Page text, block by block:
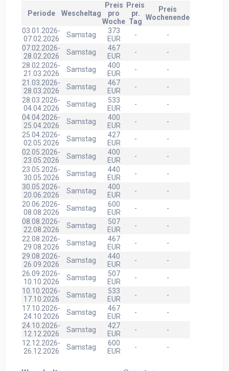
Periode Wescheltag
Preis
pro
Woche
Preis
pr.
Tag
Preis
Wochenende
03.01.2026-
07.02.2026
Samstag
373
EUR
-
-
07.02.2026-
28.02.2026
Samstag
467
EUR
-
-
28.02.2026-
21.03.2026
Samstag
400
EUR
-
-
21.03.2026-
28.03.2026
Samstag
467
EUR
-
-
28.03.2026-
04.04.2026
Samstag
533
EUR
-
-
04.04.2026-
25.04.2026
Samstag
400
EUR
-
-
25.04.2026-
02.05.2026
Samstag
427
EUR
-
-
02.05.2026-
23.05.2026
Samstag
400
EUR
-
-
23.05.2026-
30.05.2026
Samstag
440
EUR
-
-
30.05.2026-
20.06.2026
Samstag
400
EUR
-
-
20.06.2026-
08.08.2026
Samstag
600
EUR
-
-
08.08.2026-
22.08.2026
Samstag
507
EUR
-
-
22.08.2026-
29.08.2026
Samstag
467
EUR
-
-
29.08.2026-
26.09.2026
Samstag
440
EUR
-
-
26.09.2026-
10.10.2026
Samstag
507
EUR
-
-
10.10.2026-
17.10.2026
Samstag
533
EUR
-
-
17.10.2026-
24.10.2026
Samstag
467
EUR
-
-
24.10.2026-
12.12.2026
Samstag
427
EUR
-
-
12.12.2026-
26.12.2026
Samstag
600
EUR
- -